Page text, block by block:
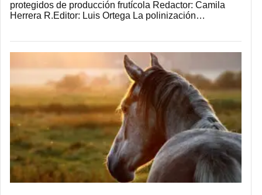
protegidos de producción frutícola Redactor: Camila
Herrera R.Editor: Luis Ortega La polinización…